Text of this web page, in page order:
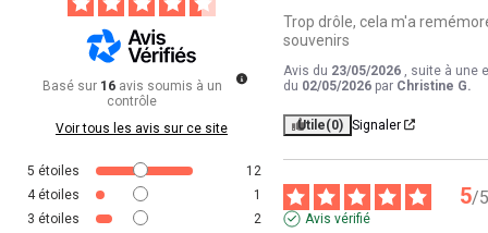
Basé sur 16 avis soumis à un
contrôle
Voir tous les avis sur ce site
5 étoiles
12
4 étoiles
1
3 étoiles
2
Trop drôle, cela m'a
souvenirs
Avis du 23/05/2026
, suite à une
du 02/05/2026 par Christine G.
Utile(0) Signaler
5/5
Avis vérifié